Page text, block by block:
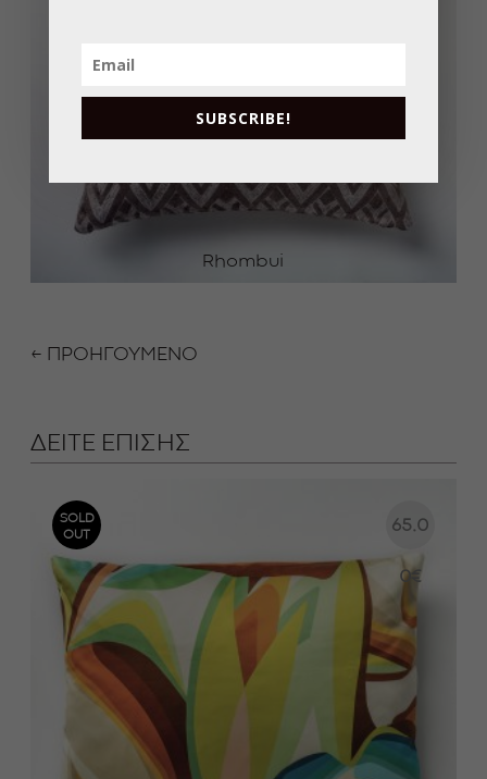
Rhombui
← ΠΡΟΗΓΟΥΜΕΝΟ
ΔΕΙΤΕ ΕΠΙΣΗΣ
SOLD
OUT
65.0
0€
SUBSCRIBE!